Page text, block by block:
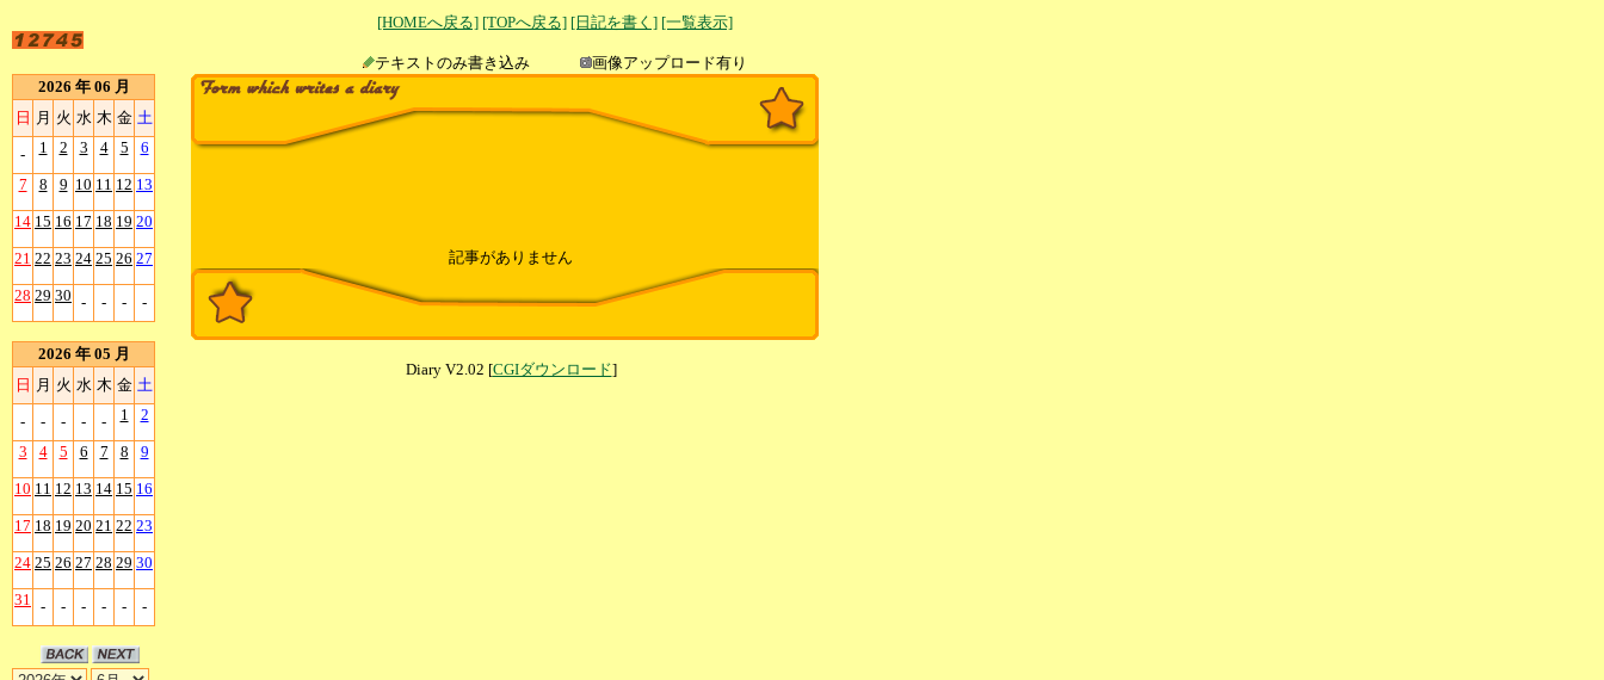
[HOMEへ戻る] [TOPへ戻る] [日記を書く] [一覧表示]
テキストのみ書き込み
画像アップロード有り
2026 年 06 月
日 月 火 水 木 金 土
- 1 2 3 4 5 6
7 8 9 10 11 12 13
14 15 16 17 18 19 20
21 22 23 24 25 26 27
28 29 30 - - - -
2026 年 05 月
日 月 火 水 木 金 土
- - - - - 1 2
3 4 5 6 7 8 9
10 11 12 13 14 15 16
17 18 19 20 21 22 23
24 25 26 27 28 29 30
31 - - - - - -
記事がありません
Diary V2.02 [CGIダウンロード]